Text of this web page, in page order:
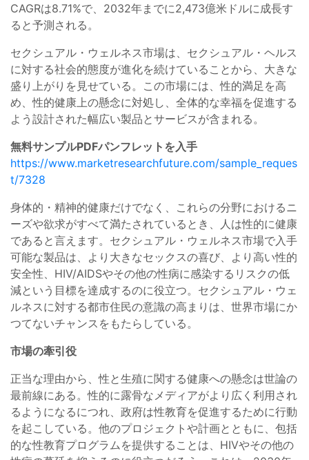
CAGRは8.71%で、2032年までに2,473億米ドルに成長す
ると予測される。
セクシュアル・ウェルネス市場は、セクシュアル・ヘルス
に対する社会的態度が進化を続けていることから、大きな
盛り上がりを見せている。この市場には、性的満足を高
め、性的健康上の懸念に対処し、全体的な幸福を促進する
よう設計された幅広い製品とサービスが含まれる。
無料サンプルPDFパンフレットを入手
https://www.marketresearchfuture.com/sample_reques
t/7328
身体的・精神的健康だけでなく、これらの分野におけるニ
ーズや欲求がすべて満たされているとき、人は性的に健康
であると言えます。セクシュアル・ウェルネス市場で入手
可能な製品は、より大きなセックスの喜び、より高い性的
安全性、HIV/AIDSやその他の性病に感染するリスクの低
減という目標を達成するのに役立つ。セクシュアル・ウェ
ルネスに対する都市住民の意識の高まりは、世界市場にか
つてないチャンスをもたらしている。
市場の牽引役
正当な理由から、性と生殖に関する健康への懸念は世論の
最前線にある。性的に露骨なメディアがより広く利用され
るようになるにつれ、政府は性教育を促進するために行動
を起こしている。他のプロジェクトや計画とともに、包括
的な性教育プログラムを提供することは、HIVやその他の